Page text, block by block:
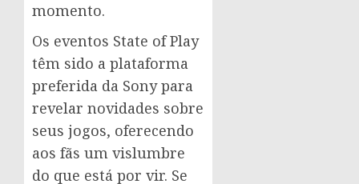
momento.
Os eventos State of Play
têm sido a plataforma
preferida da Sony para
revelar novidades sobre
seus jogos, oferecendo
aos fãs um vislumbre
do que está por vir. Se